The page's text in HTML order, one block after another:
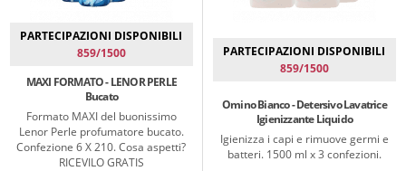
PARTECIPAZIONI DISPONIBILI
859/1500
MAXI FORMATO - LENOR PERLE
Bucato
Formato MAXI del buonissimo
Lenor Perle profumatore bucato.
Confezione 6 X 210. Cosa aspetti?
RICEVILO GRATIS
PARTECIPAZIONI DISPONIBILI
859/1500
Omino Bianco - Detersivo Lavatrice
Igienizzante Liquido
Igienizza i capi e rimuove germi e
batteri. 1500 ml x 3 confezioni.